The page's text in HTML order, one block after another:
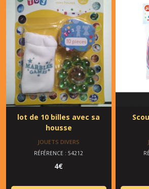
lot de 10 billes avec sa
housse
JOUETS DIVERS
RÉFÉRENCE : 54212
4€